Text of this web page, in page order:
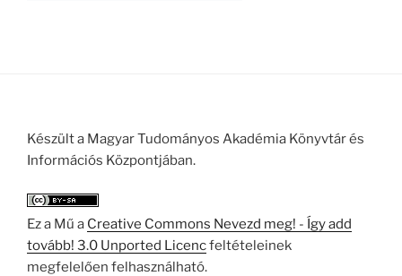
Készült a Magyar Tudományos Akadémia Könyvtár és
Információs Központjában.
Ez a Mű a Creative Commons Nevezd meg! - Így add
tovább! 3.0 Unported Licencfeltételeinek
megfelelően felhasználható.